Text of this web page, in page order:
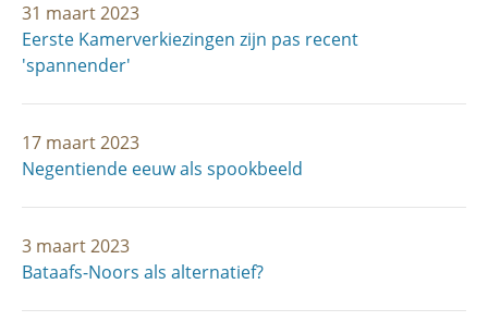
31 maart 2023
Eerste Kamerverkiezingen zijn pas recent
'spannender'
17 maart 2023
Negentiende eeuw als spookbeeld
3 maart 2023
Bataafs-Noors als alternatief?